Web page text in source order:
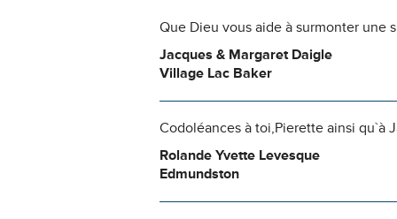
Que Dieu vous aide à surmonter une
Jacques & Margaret Daigle
Village Lac Baker
Codoléances à toi,Pierette ainsi qu`à
Rolande Yvette Levesque
Edmundston